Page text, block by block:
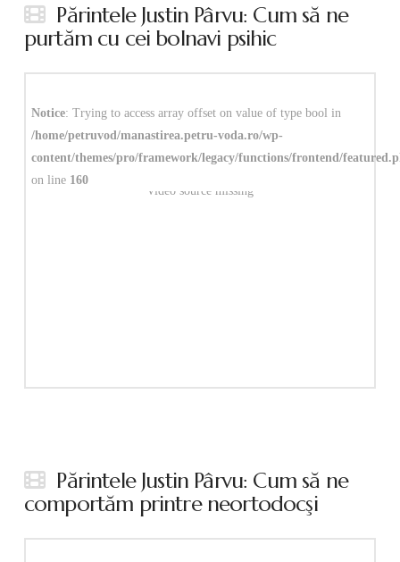
Părintele Justin Pârvu: Cum să ne
purtăm cu cei bolnavi psihic
Notice: Trying to access array offset on value of type bool in
/home/petruvod/manastirea.petru-voda.ro/wp-
content/themes/pro/framework/legacy/functions/frontend/
on line 160
Video source missing
Părintele Justin Pârvu: Cum să ne
comportăm printre neortodocşi